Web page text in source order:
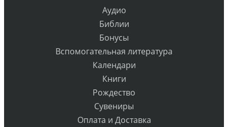
Аудио
Библии
Бонусы
Вспомогательная литература
Календари
Книги
Рождество
Сувениры
Оплата и Доставка